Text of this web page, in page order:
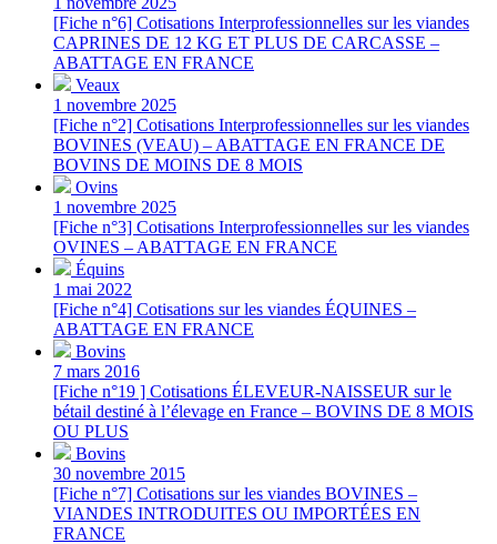
[Fiche n°6] Cotisations Interprofessionnelles sur les viandes
CAPRINES DE 12 KG ET PLUS DE CARCASSE –
ABATTAGE EN FRANCE
Veaux
1 novembre 2025
[Fiche n°2] Cotisations Interprofessionnelles sur les viandes
BOVINES (VEAU) – ABATTAGE EN FRANCE DE
BOVINS DE MOINS DE 8 MOIS
Ovins
1 novembre 2025
[Fiche n°3] Cotisations Interprofessionnelles sur les viandes
OVINES – ABATTAGE EN FRANCE
Équins
1 mai 2022
[Fiche n°4] Cotisations sur les viandes ÉQUINES –
ABATTAGE EN FRANCE
Bovins
7 mars 2016
[Fiche n°19 ] Cotisations ÉLEVEUR-NAISSEUR sur le
bétail destiné à l’élevage en France – BOVINS DE 8 MOIS
OU PLUS
Bovins
30 novembre 2015
[Fiche n°7] Cotisations sur les viandes BOVINES –
VIANDES INTRODUITES OU IMPORTÉES EN
FRANCE